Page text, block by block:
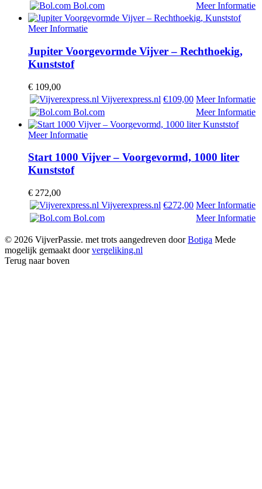
Bol.com
Meer Informatie
Meer Informatie
Jupiter Voorgevormde Vijver – Rechthoekig,
Kunststof
€ 109,00
Vijverexpress.nl €109,00 Meer Informatie
Bol.com
Meer Informatie
Meer Informatie
Start 1000 Vijver – Voorgevormd, 1000 liter
Kunststof
€ 272,00
Vijverexpress.nl €272,00 Meer Informatie
Bol.com
Meer Informatie
© 2026 VijverPassie. met trots aangedreven doorBotiga Mede
mogelijk gemaakt doorvergeliking.nl
Terug naar boven